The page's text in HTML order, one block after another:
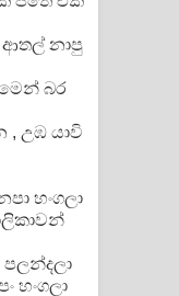
ආතල් නාපු
බර
උඹ යාවි
හංගලා
පලන්දලා
හංගලා